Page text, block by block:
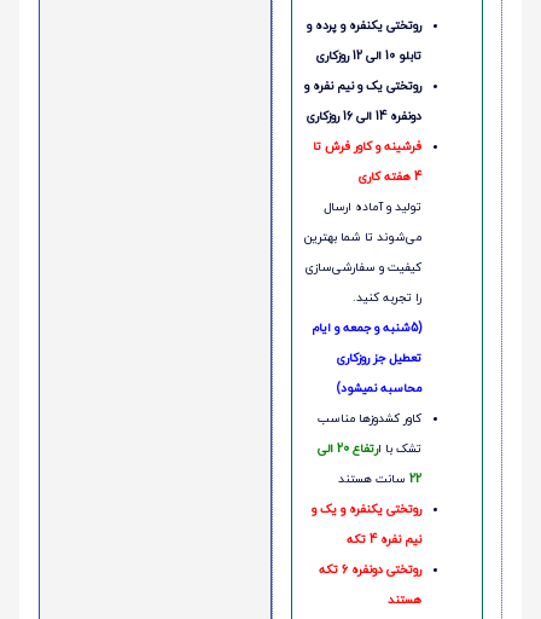
روتختی یکنفره و پرده و
تابلو 10 الی 12 روزکاری
روتختی یک و نیم نفره و
دونفره 14 الی 16 روزکاری
فرشینه و کاور فرش تا
4 هفته کاری
تولید و آماده ارسال
می‌شوند تا شما بهترین
کیفیت و سفارشی‌سازی
را تجربه کنید.
(5شنبه و جمعه و ایام
تعطیل جز روزکاری
محاسبه نمیشود)
کاور کشدوزها مناسب
تشک با ا
رتفاع 20 الی
22 سانت هستند
روتختی یکنفره و یک و
نیم نفره 4 تکه
روتختی دونفره 6 تکه
هستند